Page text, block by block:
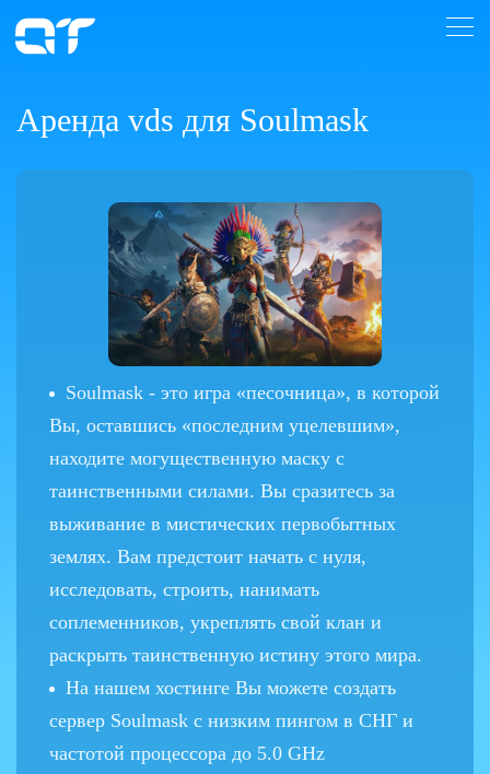
Аренда vds для Soulmask
Soulmask - это игра «песочница», в которой
Вы, оставшись «последним уцелевшим»,
находите могущественную маску с
таинственными силами. Вы сразитесь за
выживание в мистических первобытных
землях. Вам предстоит начать с нуля,
исследовать, строить, нанимать
соплеменников, укреплять свой клан и
раскрыть таинственную истину этого мира.
На нашем хостинге Вы можете создать
сервер Soulmask с низким пингом в СНГ и
частотой процессора до 5.0 GHz